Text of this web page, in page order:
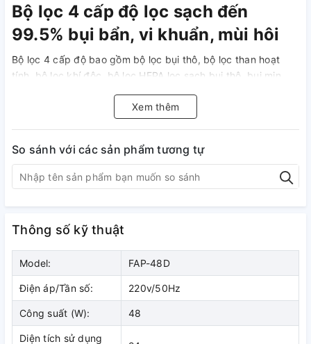
Bộ lọc 4 cấp độ lọc sạch đến
99.5% bụi bẩn, vi khuẩn, mùi hôi
Bộ lọc 4 cấp độ bao gồm bộ lọc bụi thô, bộ lọc than hoạt
tính, bộ lọc khí độc, bộ lọc HEPA lọc sạch bụi thô, bụi mịn,
Xem thêm
So sánh với các sản phẩm tương tự
Thông số kỹ thuật
Model: FAP-48D
Điện áp/Tần số: 220v/50Hz
Công suất (W): 48
Diện tích sử dụng